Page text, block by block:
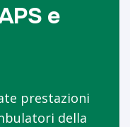
e
prestazioni
della